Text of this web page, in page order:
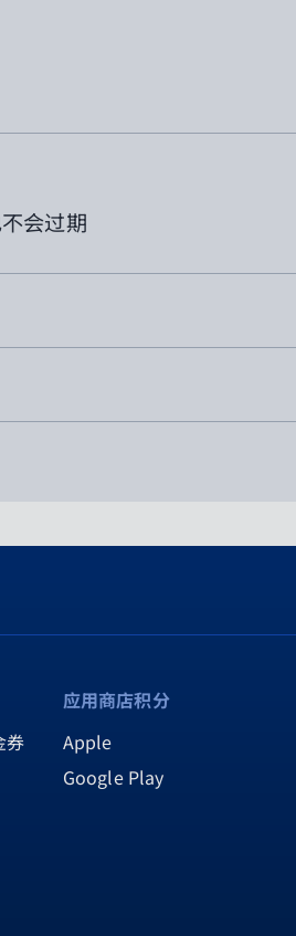
会过期
券
应用商店积分
Apple
Google Play